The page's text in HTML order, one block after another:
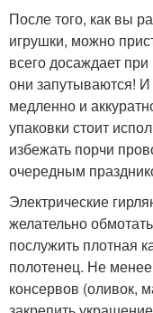
После того, как вы
игрушки, можно
всего досаждает
они запутываются! И
медленно и
упаковки стоит
избежать порчи
очередным
Электрические
желательно
послужить плотная
полотенец. Не
консервов (оливок,